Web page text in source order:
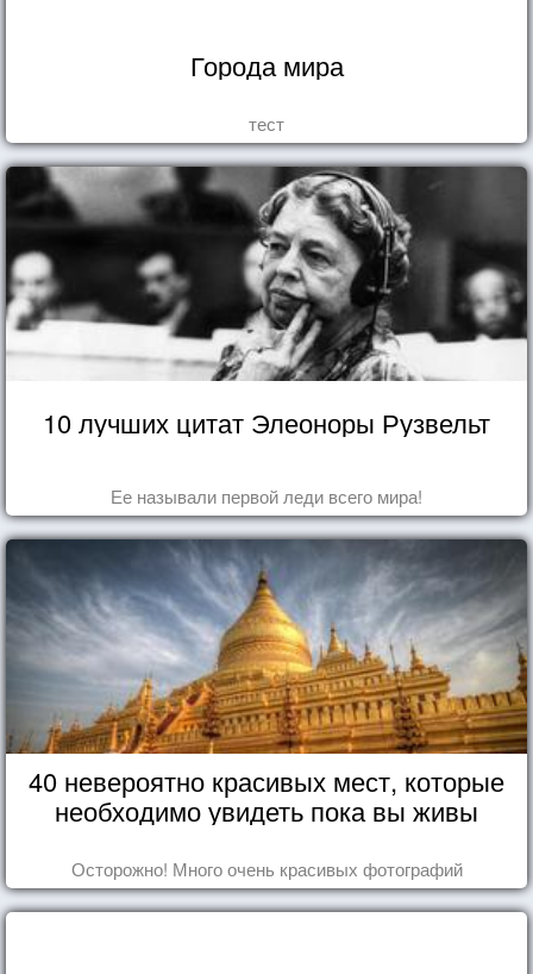
Города мира
тест
10 лучших цитат Элеоноры Рузвельт
Ее называли первой леди всего мира!
40 невероятно красивых мест, которые
необходимо увидеть пока вы живы
Осторожно! Много очень красивых фотографий